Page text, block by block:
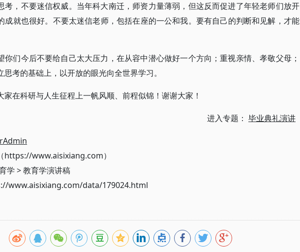
考，不要迷信权威。当年科大南迁，师资力量薄弱，但这反而促进了年轻老师们放开
成就也很好。不要太迷信老师，包括在座的一公和我。要有自己的判断和见解，才能
你们今后不要给自己太大压力，在从容中潜心做好一个方向；重视亲情、孝敬父母；
考的基础上，以开放的眼光向全世界学习。
家在科研与人生征程上一帆风顺、前程似锦！谢谢大家！
进入专题： 毕业典礼演讲
https://www.aisixiang.com）
学 >教育学演讲稿
www.aisixiang.com/data/179024.html